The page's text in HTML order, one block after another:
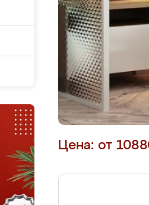
Цена: от